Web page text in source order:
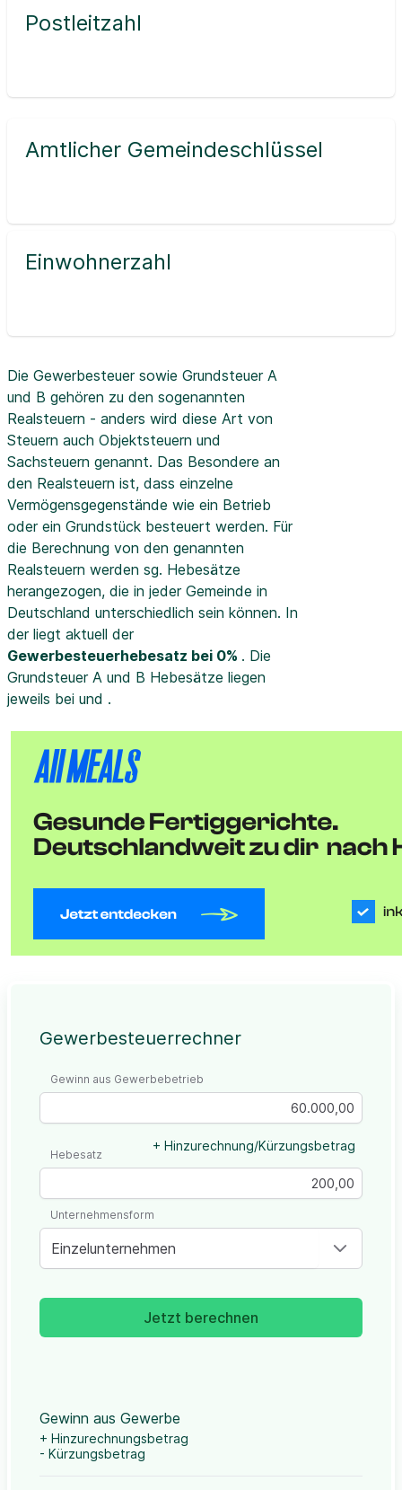
Postleitzahl
Amtlicher Gemeindeschlüssel
Einwohnerzahl
Die Gewerbesteuer sowie Grundsteuer A
und B gehören zu den sogenannten
Realsteuern - anders wird diese Art von
Steuern auch Objektsteuern und
Sachsteuern genannt. Das Besondere an
den Realsteuern ist, dass einzelne
Vermögensgegenstände wie ein Betrieb
oder ein Grundstück besteuert werden. Für
die Berechnung von den genannten
Realsteuern werden sg. Hebesätze
herangezogen, die in jeder Gemeinde in
Deutschland unterschiedlich sein können. In
der liegt aktuell der
Gewerbesteuerhebesatz bei 0% . Die
Grundsteuer A und B Hebesätze liegen
jeweils bei und .
Gewerbesteuerrechner
Gewinn aus Gewerbebetrieb
+ Hinzurechnung/Kürzungsbetrag
Hebesatz
Einzelunternehmen
Unternehmensform
Jetzt berechnen
Gewinn aus Gewerbe
+ Hinzurechnungsbetrag
- Kürzungsbetrag